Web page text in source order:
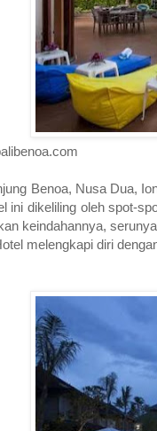
Benoa, Nusa Dua,
ini dikeliling oleh spot-
keindahannya,
melengkapi diri